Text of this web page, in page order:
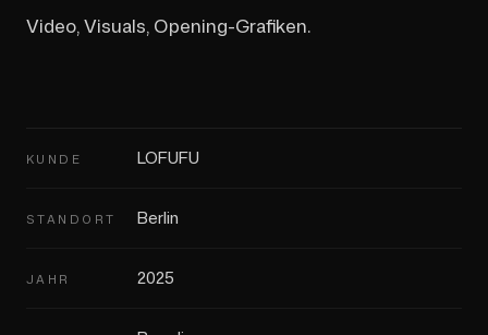
Video, Visuals, Opening-Grafiken.
KUNDE LOFUFU
STANDORT Berlin
JAHR 2025